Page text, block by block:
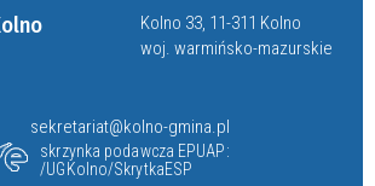
Kolno 33, 11-311 Kolno
woj. warmińsko-mazurskie
sekretariat@kolno-gmina.pl
skrzynka podawcza EPUAP:
/UGKolno/SkrytkaESP